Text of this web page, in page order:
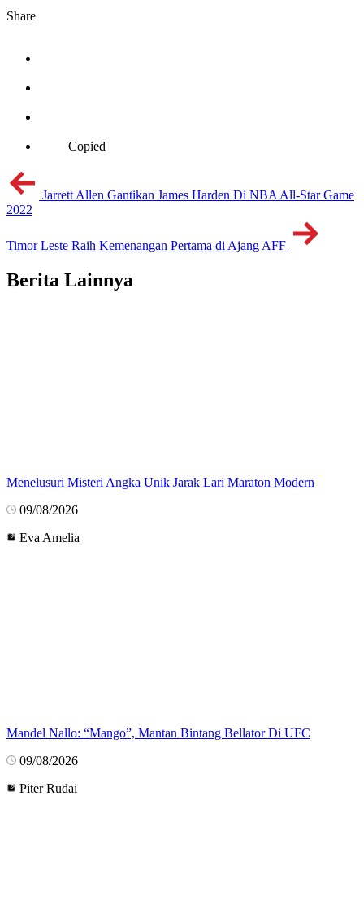
Share
Copied
Jarrett Allen Gantikan James Harden Di NBA All-Star Game
2022
Timor Leste Raih Kemenangan Pertama di Ajang AFF
Berita Lainnya
Menelusuri Misteri Angka Unik Jarak Lari Maraton Modern
09/08/2026
Eva Amelia
Mandel Nallo: “Mango”, Mantan Bintang Bellator Di UFC
09/08/2026
Piter Rudai